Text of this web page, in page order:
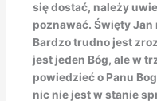
się dostać, należy
poznawać. Święty Jan
Bardzo trudno jest
jest jeden Bóg, ale w
powiedzieć o Panu
nic nie jest w stanie